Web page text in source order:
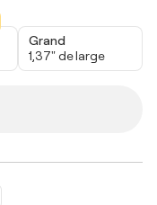
Grand
1,37" de large